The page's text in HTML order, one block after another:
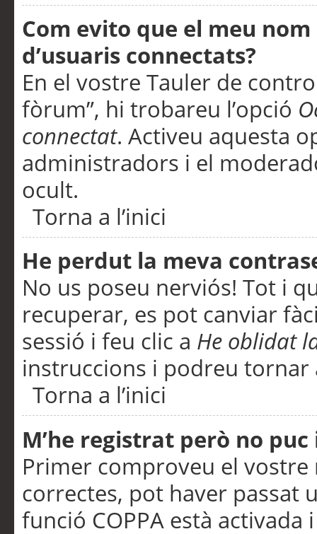
Com evito que el meu
d’usuaris connectats?
En el vostre Tauler de
fòrum”, hi trobareu l’opció
connectat. Activeu aquesta
administradors i el
ocult.
Torna a l’inici
He perdut la meva
No us poseu nerviós! Tot i
recuperar, es pot canviar
sessió i feu clic a He oblidat
instruccions i podreu tornar
Torna a l’inici
M’he registrat però no
Primer comproveu el vostre
correctes, pot haver passat
funció COPPA està